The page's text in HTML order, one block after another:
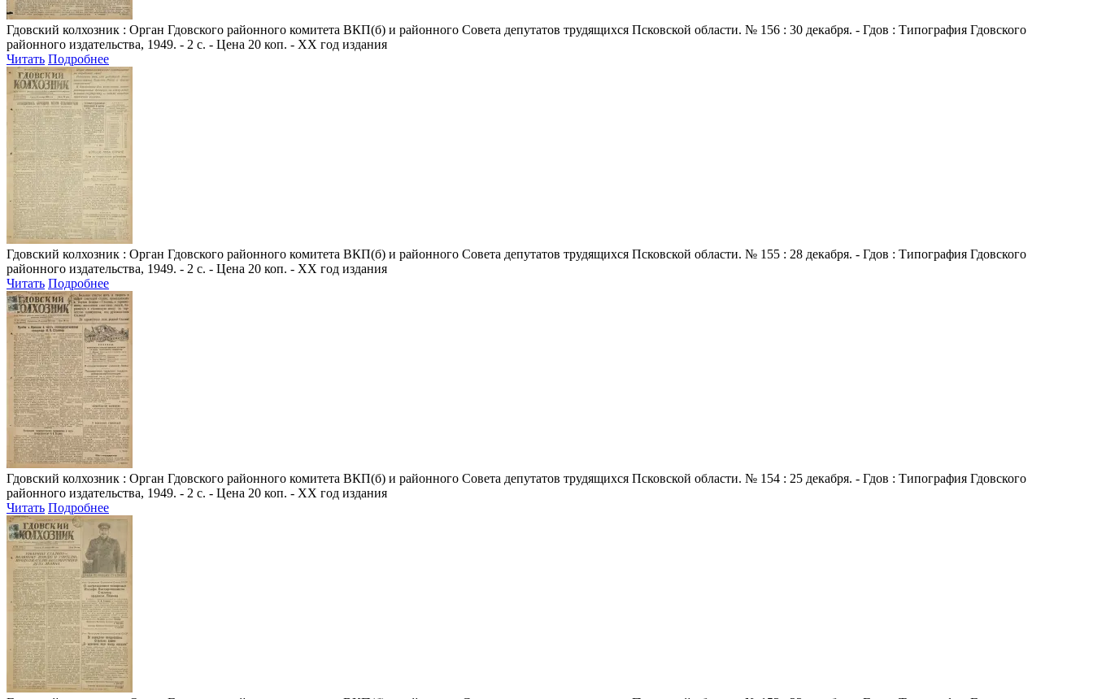
Гдовский колхозник : Орган Гдовского районного комитета ВКП(б) и районного Совета депутатов трудящихся Псковской области. № 156 : 30 декабря. - Гдов : Типография Гдовского
районного издательства, 1949. - 2 с. - Цена 20 коп. - XX год издания
Читать Подробнее
Гдовский колхозник : Орган Гдовского районного комитета ВКП(б) и районного Совета депутатов трудящихся Псковской области. № 155 : 28 декабря. - Гдов : Типография Гдовского
районного издательства, 1949. - 2 с. - Цена 20 коп. - XX год издания
Читать Подробнее
Гдовский колхозник : Орган Гдовского районного комитета ВКП(б) и районного Совета депутатов трудящихся Псковской области. № 154 : 25 декабря. - Гдов : Типография Гдовского
районного издательства, 1949. - 2 с. - Цена 20 коп. - XX год издания
Читать Подробнее